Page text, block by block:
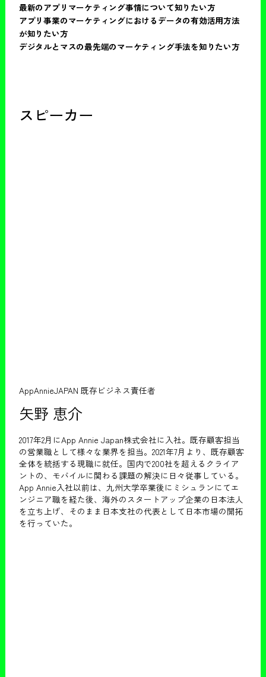
最新のアプリマーケティング事情について知りたい方
アプリ事業のマーケティングにおけるデータの有効活用方法
が知りたい方
デジタルとマスの最先端のマーケティング手法を知りたい方
スピーカー
AppAnnieJAPAN 既存ビジネス責任者
矢野 恵介
2017年2月にApp Annie Japan株式会社に入社。既存顧客担当
の営業職として様々な業界を担当。2021年7月より、既存顧客
全体を統括する現職に就任。国内で200社を超えるクライア
ントの、モバイルに関わる課題の解決に日々従事している。
App Annie入社以前は、九州大学卒業後にミシュランにてエ
ンジニア職を経た後、海外のスタートアップ企業の日本法人
を立ち上げ、そのまま日本支社の代表として日本市場の開拓
を行っていた。